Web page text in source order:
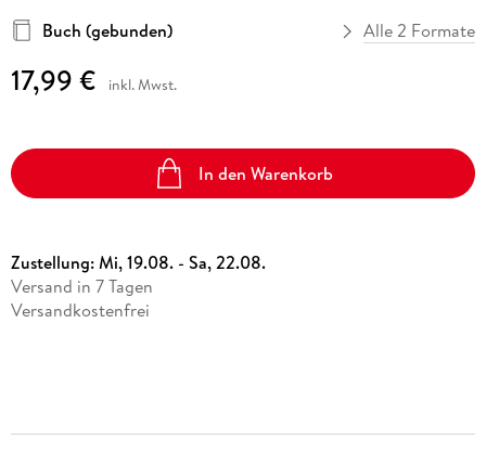
Buch (gebunden)
Alle 2 Formate
17,99 € inkl. Mwst.
In den Warenkorb
Zustellung:Mi, 19.08. - Sa, 22.08.
Versand in 7 Tagen
Versandkostenfrei